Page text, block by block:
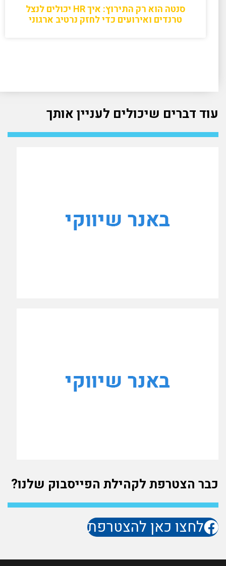
סנטה הוא רק התירוץ: איך HR יכולים לנצל
טרנדים ואירועים כדי לחזק נרטיב ארגוני
עוד דברים שיכולים לעניין אותך
כבר הצטרפת לקהילת הפייסבוק שלנו?
לחצו כאן להצטרפת